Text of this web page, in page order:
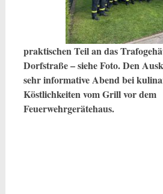
praktischen Teil an das
Dorfstraße – siehe Foto. Den
sehr informative Abend bei
Köstlichkeiten vom Grill vor dem
Feuerwehrgerätehaus.